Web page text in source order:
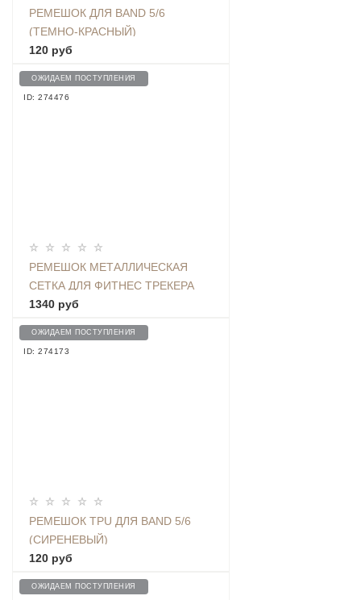
РЕМЕШОК ДЛЯ BAND 5/6
(ТЕМНО-КРАСНЫЙ)
120 руб
ОЖИДАЕМ ПОСТУПЛЕНИЯ
ID: 274476
РЕМЕШОК МЕТАЛЛИЧЕСКАЯ
СЕТКА ДЛЯ ФИТНЕС ТРЕКЕРА
BAND 5 / BAND 6, ЗОЛОТО -
BMIB5 MILAN GOLD
1340 руб
ОЖИДАЕМ ПОСТУПЛЕНИЯ
ID: 274173
РЕМЕШОК TPU ДЛЯ BAND 5/6
(СИРЕНЕВЫЙ)
120 руб
ОЖИДАЕМ ПОСТУПЛЕНИЯ